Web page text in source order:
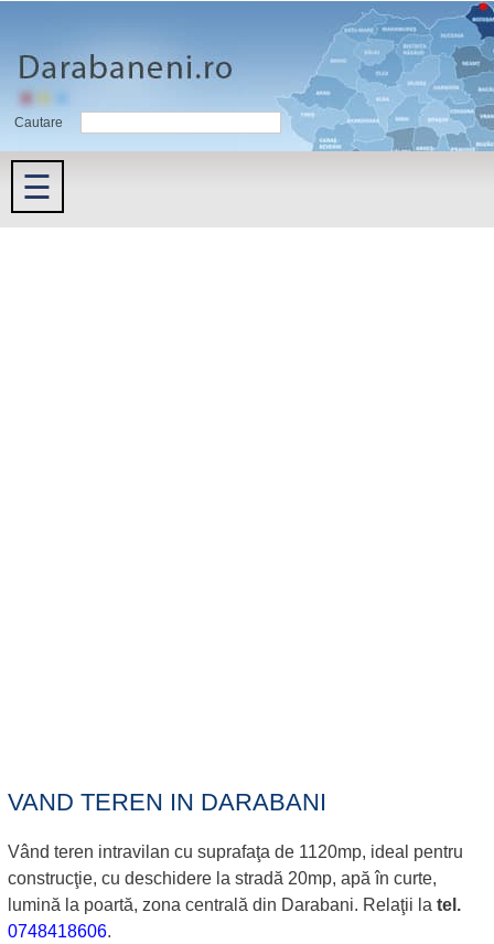
Cautare
☰
VAND TEREN IN DARABANI
Vând teren intravilan cu suprafaţa de 1120mp, ideal pentru
construcţie, cu deschidere la stradă 20mp, apă în curte,
lumină la poartă, zona centrală din Darabani. Relaţii la tel.
0748418606.